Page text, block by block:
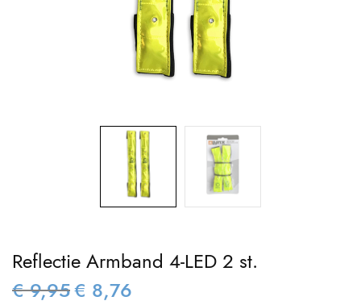
Reflectie Armband 4-LED 2 st.
€9,95 Oorspronkelijke
€ 8,76